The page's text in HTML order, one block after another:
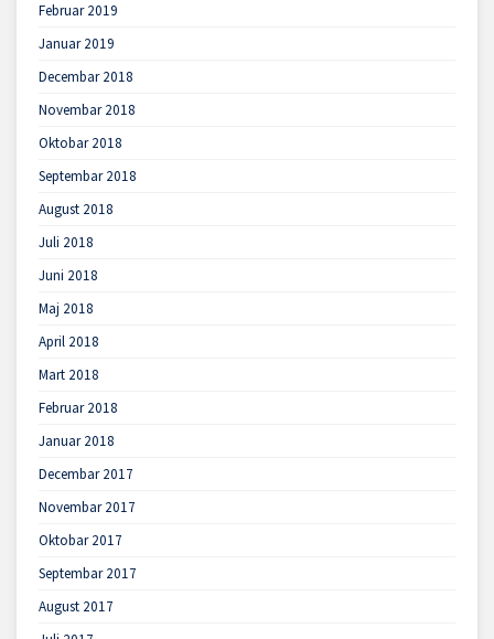
Februar 2019
Januar 2019
Decembar 2018
Novembar 2018
Oktobar 2018
Septembar 2018
August 2018
Juli 2018
Juni 2018
Maj 2018
April 2018
Mart 2018
Februar 2018
Januar 2018
Decembar 2017
Novembar 2017
Oktobar 2017
Septembar 2017
August 2017